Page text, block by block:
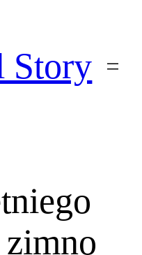
Story
zimno